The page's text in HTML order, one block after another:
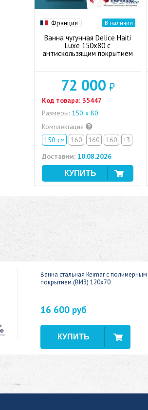
Франция В наличии
Ванна чугунная Delice Haiti
Luxe 150x80 с
антискользящим покрытием
72 000 ₽
Код товара: 35447
Размеры: 150 х 80
Комплектация
150 см
160 160 160
+3
Доставим: 10.08.2026
Ванна стальная Reimar с полимерным
покрытием (ВИЗ) 120x70
16 600 руб